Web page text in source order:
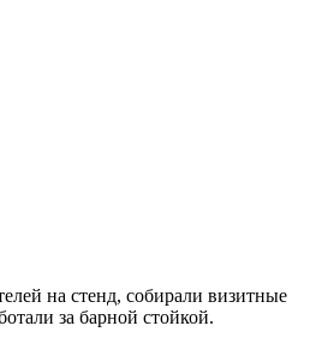
на стенд, собирали визитные
за барной стойкой.